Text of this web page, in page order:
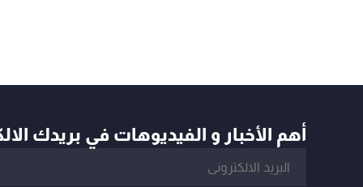
أهم الأخبار و الفيديوهات في بريدك